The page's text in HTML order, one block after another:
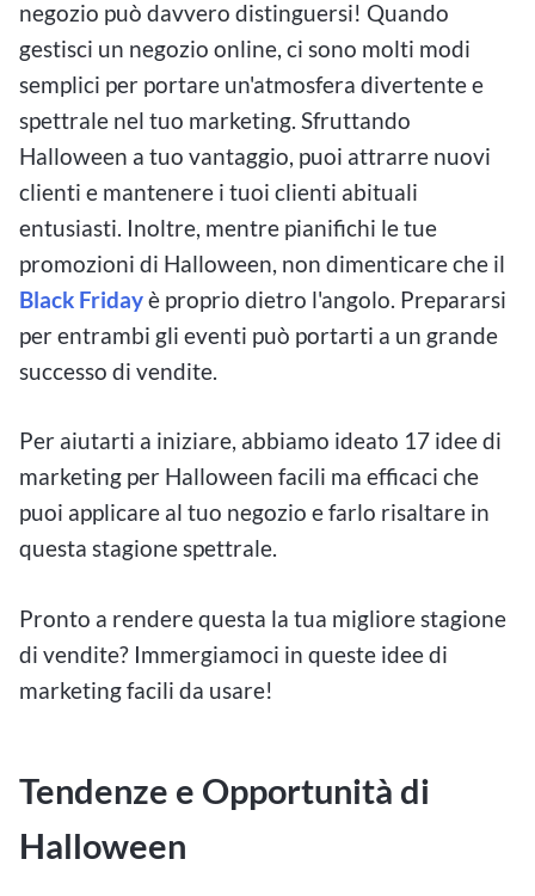
negozio può davvero distinguersi! Quando
gestisci un negozio online, ci sono molti modi
semplici per portare un'atmosfera divertente e
spettrale nel tuo marketing. Sfruttando
Halloween a tuo vantaggio, puoi attrarre nuovi
clienti e mantenere i tuoi clienti abituali
entusiasti. Inoltre, mentre pianifichi le tue
promozioni di Halloween, non dimenticare che il
Black Fridayè proprio dietro l'angolo. Prepararsi
per entrambi gli eventi può portarti a un grande
successo di vendite.
Per aiutarti a iniziare, abbiamo ideato 17 idee di
marketing per Halloween facili ma efficaci che
puoi applicare al tuo negozio e farlo risaltare in
questa stagione spettrale.
Pronto a rendere questa la tua migliore stagione
di vendite? Immergiamoci in queste idee di
marketing facili da usare!
Tendenze e Opportunità di
Halloween